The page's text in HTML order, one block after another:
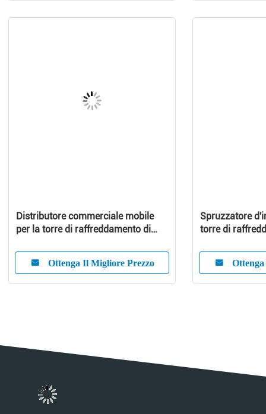
Distributore commerciale mobile
per la torre di raffreddamento di
Ottenga Il Migliore Prezzo
Spruzzatore
torre di